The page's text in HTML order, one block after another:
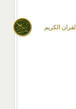
القران الكريم